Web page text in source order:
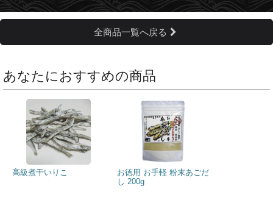
全商品一覧へ戻る
あなたにおすすめの商品
高級煮干いりこ
お徳用 お手軽 粉末あごだ
し 200g